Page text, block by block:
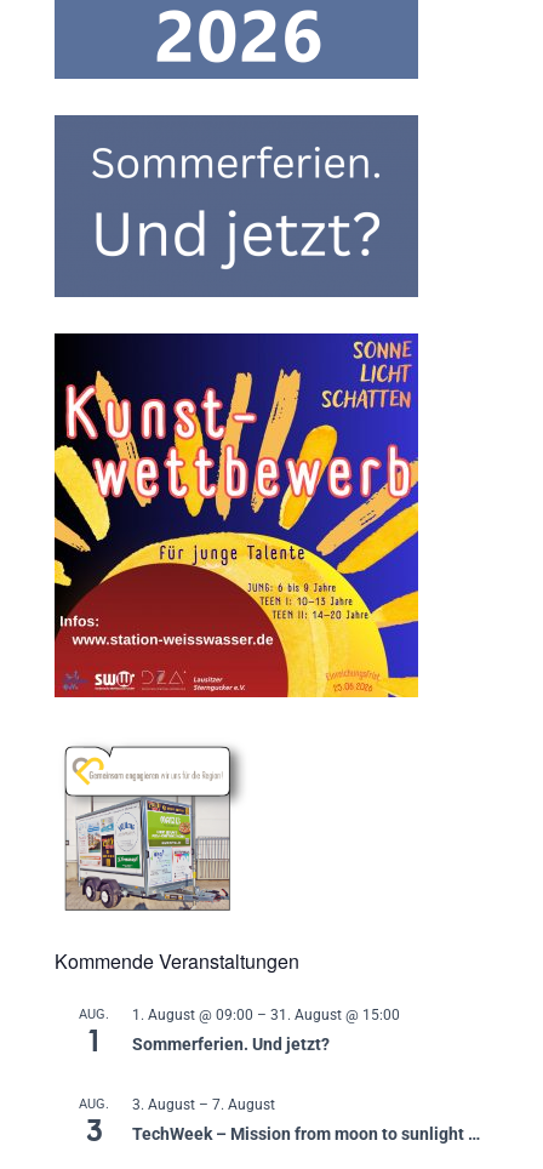
Kommende Veranstaltungen
AUG.
1
1. August @ 09:00 – 31. August @ 15:00
Sommerferien. Und jetzt?
AUG.
3
3. August – 7. August
TechWeek – Mission from moon to sunlight …